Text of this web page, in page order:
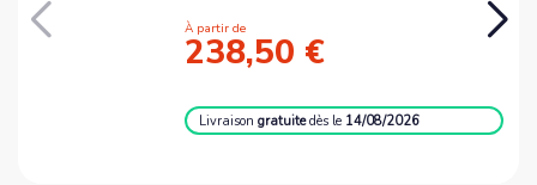
À partir de
238,50 €
Livraisongratuite dès le 14/08/2026